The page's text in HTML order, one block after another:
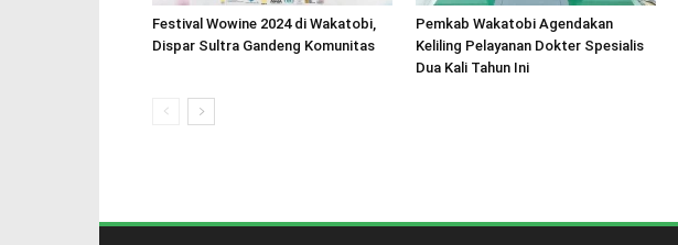
Festival Wowine 2024 di Wakatobi,
Dispar Sultra Gandeng Komunitas
Pemkab Wakatobi Agendakan
Keliling Pelayanan Dokter Spesialis
Dua Kali Tahun Ini